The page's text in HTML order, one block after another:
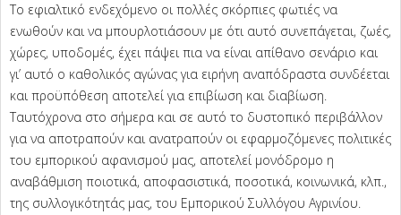
Το εφιαλτικό ενδεχόμενο οι πολλές σκόρπιες φωτιές να
ενωθούν και να μπουρλοτιάσουν με ότι αυτό συνεπάγεται, ζωές,
χώρες, υποδομές, έχει πάψει πια να είναι απίθανο σενάριο και
γι’ αυτό ο καθολικός αγώνας για ειρήνη αναπόδραστα συνδέεται
και προϋπόθεση αποτελεί για επιβίωση και διαβίωση.
Ταυτόχρονα στο σήμερα και σε αυτό το δυστοπικό περιβάλλον
για να αποτραπούν και ανατραπούν οι εφαρμοζόμενες πολιτικές
του εμπορικού αφανισμού μας, αποτελεί μονόδρομο η
αναβάθμιση ποιοτικά, αποφασιστικά, ποσοτικά, κοινωνικά, κλπ.,
της συλλογικότητάς μας, του Εμπορικού Συλλόγου Αγρινίου.